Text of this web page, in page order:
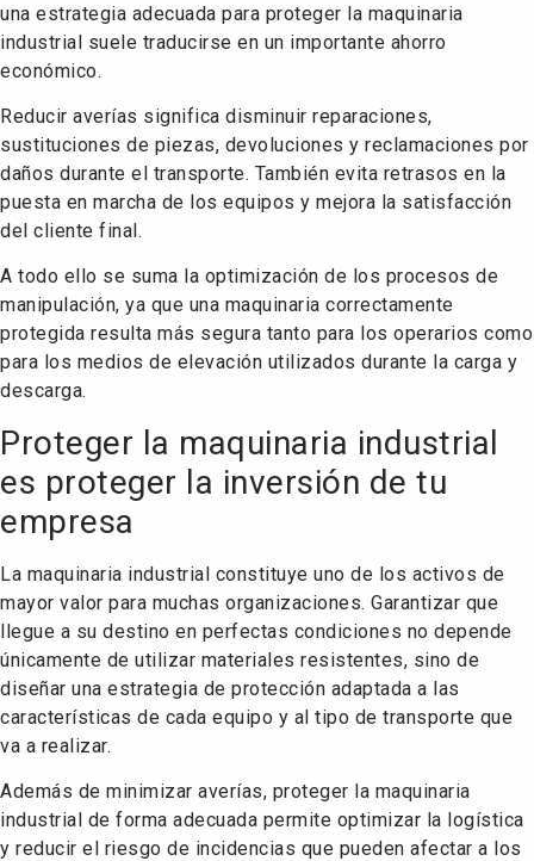
una estrategia adecuada para proteger la maquinaria
industrial suele traducirse en un importante ahorro
económico.
Reducir averías significa disminuir reparaciones,
sustituciones de piezas, devoluciones y reclamaciones por
daños durante el transporte. También evita retrasos en la
puesta en marcha de los equipos y mejora la satisfacción
del cliente final.
A todo ello se suma la optimización de los procesos de
manipulación, ya que una maquinaria correctamente
protegida resulta más segura tanto para los operarios como
para los medios de elevación utilizados durante la carga y
descarga.
Proteger la maquinaria industrial
es proteger la inversión de tu
empresa
La maquinaria industrial constituye uno de los activos de
mayor valor para muchas organizaciones. Garantizar que
llegue a su destino en perfectas condiciones no depende
únicamente de utilizar materiales resistentes, sino de
diseñar una estrategia de protección adaptada a las
características de cada equipo y al tipo de transporte que
va a realizar.
Además de minimizar averías, proteger la maquinaria
industrial de forma adecuada permite optimizar la logística
y reducir el riesgo de incidencias que pueden afectar a los